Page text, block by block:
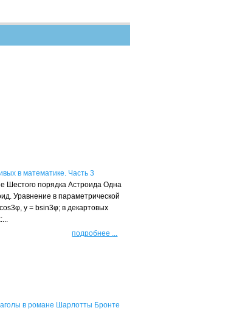
в математике. Часть 3
Шестого порядка Астроида Одна
Уравнение в параметрической
у = bsin3φ; в декартовых
подробнее ...
в романе Шарлотты Бронте